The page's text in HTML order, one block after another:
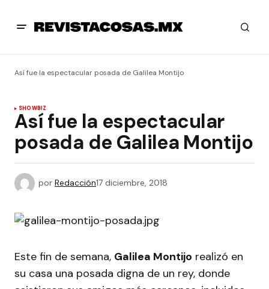
Así fue la espectacular posada de Galilea Montijo
SHOWBIZ
Así fue la espectacular
posada de Galilea Montijo
por Redacción17 diciembre, 2018
Este fin de semana, Galilea Montijo realizó en
su casa una posada digna de un rey, donde